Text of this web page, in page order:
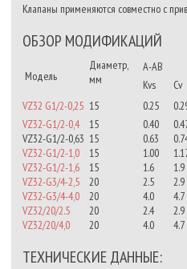
Клапаны применяются совместно с
ОБЗОР МОДИФИКАЦИЙ
Модель
Диаметр,
мм
A-AB
Kvs Cv
VZ32 G1/2-0,25 15 0.25
VZ32-G1/2-0,4
15 0.40
VZ32-G1/2-0,63 15 0.63
VZ32-G1/2-1,0
15 1.00
VZ32-G1/2-1,6
15 1.6 1.9
VZ32-G3/4-2,5
20 2.5 2.9
VZ32-G3/4-4,0
20 4.0 4.7
VZ32/20/2.5
20 2.4 2.9
VZ32/20/4,0
20 4.0 4.7
ТЕХНИЧЕСКИЕ ДАННЫЕ: